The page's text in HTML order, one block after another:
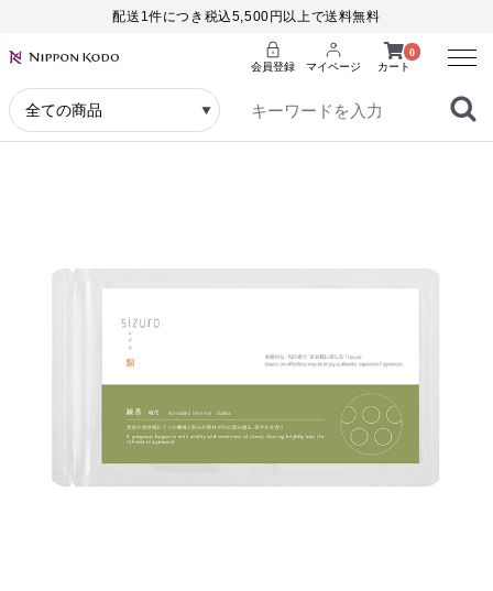
配送1件につき税込5,500円以上で送料無料
0
カート
会員登録 マイページ
Menu